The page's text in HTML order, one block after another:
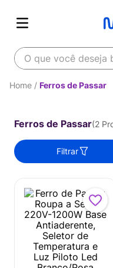
O que você deseja
Ferros de Passar
Ferros de Passar 2
Filtrar